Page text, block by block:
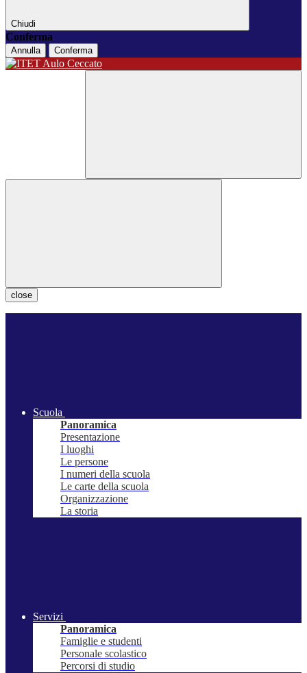
Chiudi
Conferma
Annulla Conferma
close
Scuola
Panoramica
Presentazione
I luoghi
Le persone
I numeri della scuola
Le carte della scuola
Organizzazione
La storia
Servizi
Panoramica
Famiglie e studenti
Personale scolastico
Percorsi di studio